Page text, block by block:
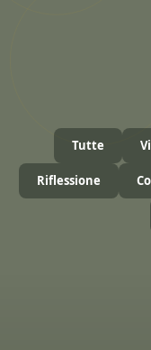
Tutte
Riflessione